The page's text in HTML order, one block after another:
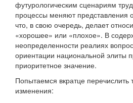
футурологическим сценариям
процессы меняют представления
что, в свою очередь, делает
«хорошее» или «плохое». В
неопределенности реалиях
ориентации национальной элиты
приоритетное значение.
Попытаемся вкратце
изменения: